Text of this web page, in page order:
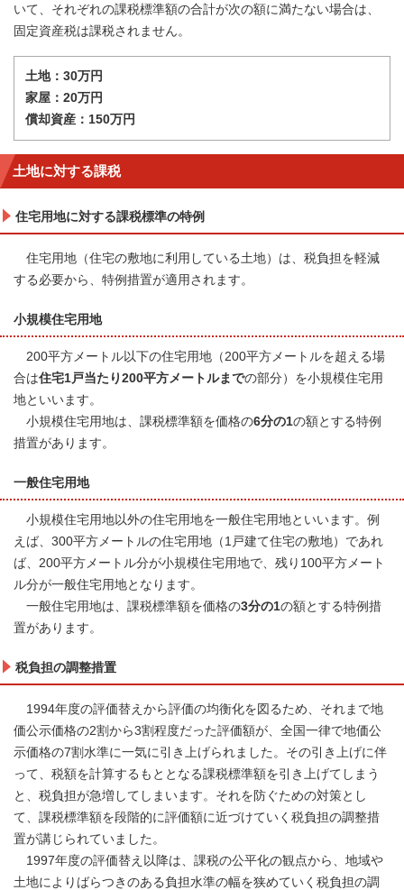
いて、それぞれの課税標準額の合計が次の額に満たない場合は、
固定資産税は課税されません。
土地：30万円
家屋：20万円
償却資産：150万円
土地に対する課税
住宅用地に対する課税標準の特例
住宅用地（住宅の敷地に利用している土地）は、税負担を軽減
する必要から、特例措置が適用されます。
小規模住宅用地
200平方メートル以下の住宅用地（200平方メートルを超える場
合は住宅1戸当たり200平方メートルまでの部分）を小規模住宅用
地といいます。
小規模住宅用地は、課税標準額を価格の6分の1の額とする特例
措置があります。
一般住宅用地
小規模住宅用地以外の住宅用地を一般住宅用地といいます。例
えば、300平方メートルの住宅用地（1戸建て住宅の敷地）であれ
ば、200平方メートル分が小規模住宅用地で、残り100平方メート
ル分が一般住宅用地となります。
一般住宅用地は、課税標準額を価格の3分の1の額とする特例措
置があります。
税負担の調整措置
1994年度の評価替えから評価の均衡化を図るため、それまで地
価公示価格の2割から3割程度だった評価額が、全国一律で地価公
示価格の7割水準に一気に引き上げられました。その引き上げに伴
って、税額を計算するもととなる課税標準額を引き上げてしまう
と、税負担が急増してしまいます。それを防ぐための対策とし
て、課税標準額を段階的に評価額に近づけていく税負担の調整措
置が講じられていました。
1997年度の評価替え以降は、課税の公平化の観点から、地域や
土地によりばらつきのある負担水準の幅を狭めていく税負担の調